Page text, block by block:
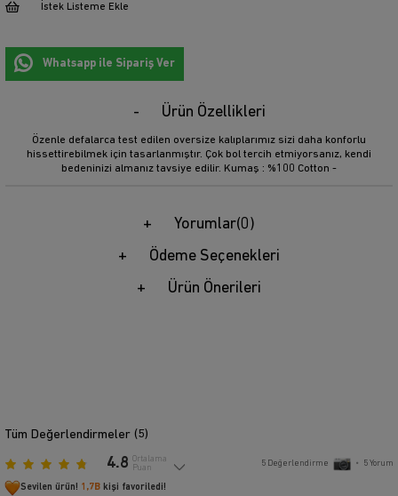
İstek Listeme Ekle
Whatsapp ile Sipariş Ver
Ürün Özellikleri
Özenle defalarca test edilen oversize kalıplarımız sizi daha konforlu
hissettirebilmek için tasarlanmıştır. Çok bol tercih etmiyorsanız, kendi
bedeninizi almanız tavsiye edilir. Kumaş : %100 Cotton -
Yorumlar(0)
Ödeme Seçenekleri
Ürün Önerileri
Tüm Değerlendirmeler (5)
4.8 Ortalama
Puan
5 Değerlendirme • 5 Yorum
Sevilen ürün! 1,7B kişi favoriledi!